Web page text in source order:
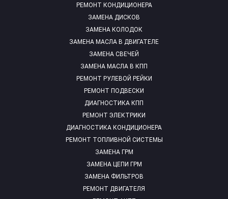
РЕМОНТ КОНДИЦИОНЕРА
ЗАМЕНА ДИСКОВ
ЗАМЕНА КОЛОДОК
ЗАМЕНА МАСЛА В ДВИГАТЕЛЕ
ЗАМЕНА СВЕЧЕЙ
ЗАМЕНА МАСЛА В КПП
РЕМОНТ РУЛЕВОЙ РЕЙКИ
РЕМОНТ ПОДВЕСКИ
ДИАГНОСТИКА КПП
РЕМОНТ ЭЛЕКТРИКИ
ДИАГНОСТИКА КОНДИЦИОНЕРА
РЕМОНТ ТОПЛИВНОЙ СИСТЕМЫ
ЗАМЕНА ГРМ
ЗАМЕНА ЦЕПИ ГРМ
ЗАМЕНА ФИЛЬТРОВ
РЕМОНТ ДВИГАТЕЛЯ